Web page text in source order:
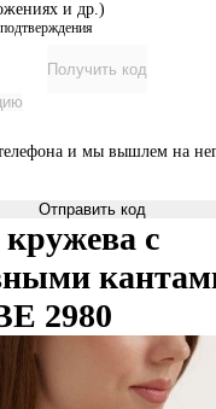
и др.)
Получить код
и мы вышлем на
Отправить код
с
2980